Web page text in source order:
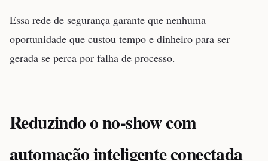
Essa rede de segurança garante que nenhuma
oportunidade que custou tempo e dinheiro para ser
gerada se perca por falha de processo.
Reduzindo o no-show com
automação inteligente conectada